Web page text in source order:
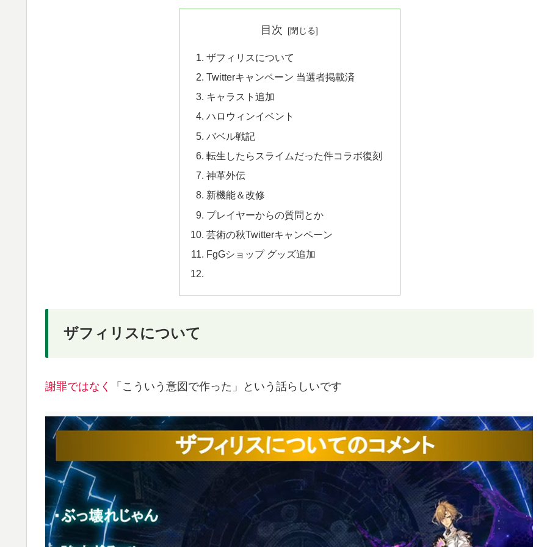
目次
ザフィリスについて
Twitterキャンペーン 当選者掲載済
キャラスト追加
ハロウィンイベント
バベル戦記
転生したらスライムだった件コラボ復刻
神革外伝
新機能＆改修
プレイヤーからの質問とか
芸術の秋Twitterキャンペーン
FgGショップ グッズ追加
ザフィリスについて
謝罪ではなく 「こういう意図で作った」という話らしいです